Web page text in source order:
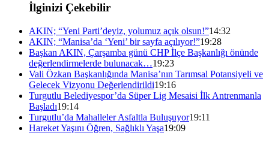
İlginizi Çekebilir
AKIN; “Yeni Parti’deyiz, yolumuz açık olsun!”14:32
AKIN; “Manisa’da ‘Yeni’ bir sayfa açılıyor!”19:28
Başkan AKIN, Çarşamba günü CHP İlçe Başkanlığı önünde
değerlendirmelerde bulunacak…19:23
Vali Özkan Başkanlığında Manisa’nın Tarımsal Potansiyeli ve
Gelecek Vizyonu Değerlendirildi19:16
Turgutlu Belediyespor’da Süper Lig Mesaisi İlk Antrenmanla
Başladı19:14
Turgutlu’da Mahalleler Asfaltla Buluşuyor19:11
Hareket Yaşını Öğren, Sağlıklı Yaşa19:09